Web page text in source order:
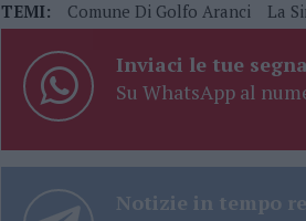
TEMI: Comune Di Golfo Aranci La
Inviaci le tue
Su WhatsApp al
Notizie in tempo